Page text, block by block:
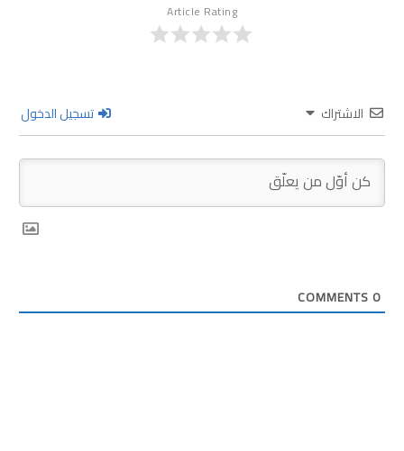
Article Rating
الاشتراك تسجيل الدخول
0